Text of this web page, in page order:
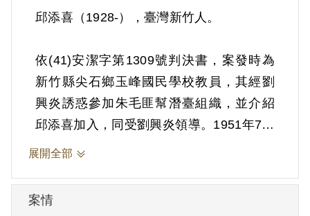
邱添喜（1928-），臺灣新竹人。
依(41)安潔字第1309號判決書，案發時為
新竹縣尖石鄉玉峰國民學校教員，其經劉
興炎誘惑參加朱毛匪幫潛臺組織，並介紹
邱添喜加入，同受劉興炎領導。1951年7月
4日被羈押。1952年經臺灣省保安司令部以
滿開釋。
展開全部
案情